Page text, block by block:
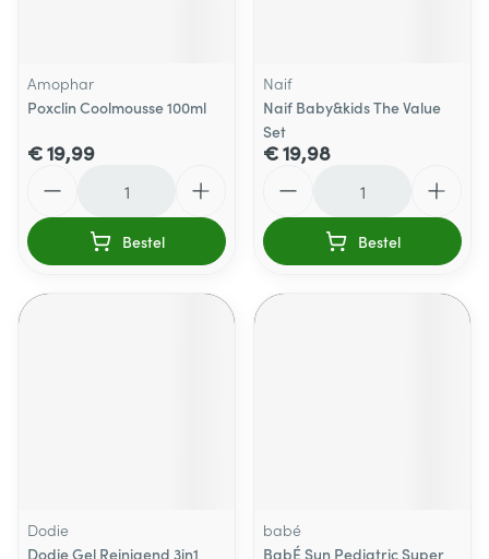
Amophar
Poxclin Coolmousse 100ml
€ 19,99
Bestel
Naif
Naif Baby&kids The Value
Set
€ 19,98
Bestel
Dodie
Dodie Gel Reinigend 3in1
babé
BabÉ Sun Pediatric Super